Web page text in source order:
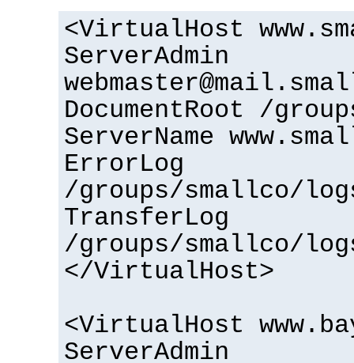
<VirtualHost
ServerAdmin
DocumentRoot /
ServerName
ErrorLog
/groups/smallco/
TransferLog
/groups/smallco/
</VirtualHost>
<VirtualHost
ServerAdmin